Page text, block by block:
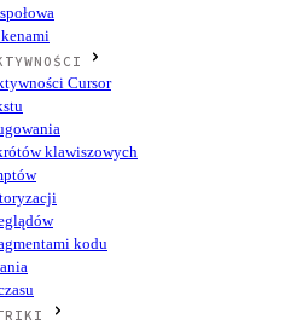
Cursor
klawiszowych
kodu